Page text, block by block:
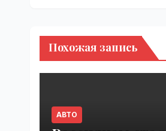
Похожая запись
АВТО